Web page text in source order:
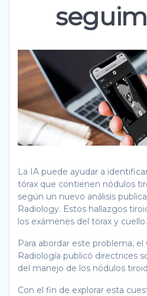
La IA puede ayudar a
tórax que contienen nódulos
según un nuevo análisis
Radiology. Estos hallazgos
los exámenes del tórax y cuello.
Para abordar este problema,
Radiología publicó directrices
del manejo de los nódulos
Con el fin de explorar esta